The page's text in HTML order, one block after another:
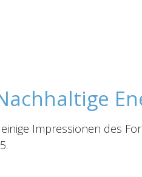
Impressionen des